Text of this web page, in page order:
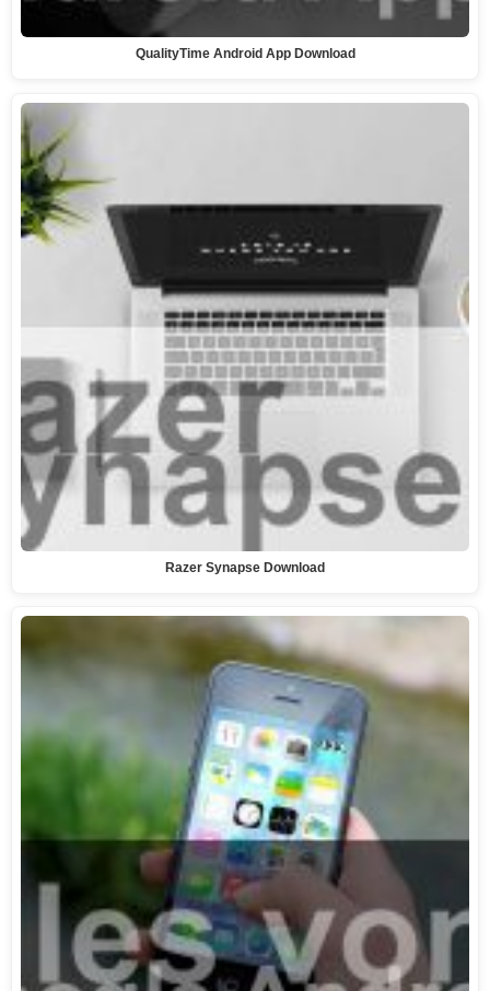
QualityTime Android App Download
Razer Synapse Download